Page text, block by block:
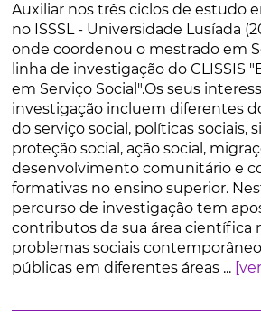
Auxiliar nos três ciclos de estudo
no ISSSL - Universidade Lusíada
onde coordenou o mestrado em
linha de investigação do CLISSIS
em Serviço Social".Os seus
investigação incluem diferentes
do serviço social, políticas sociais,
proteção social, ação social,
desenvolvimento comunitário e
formativas no ensino superior.
percurso de investigação tem
contributos da sua área científica
problemas sociais
públicas em diferentes áreas ...